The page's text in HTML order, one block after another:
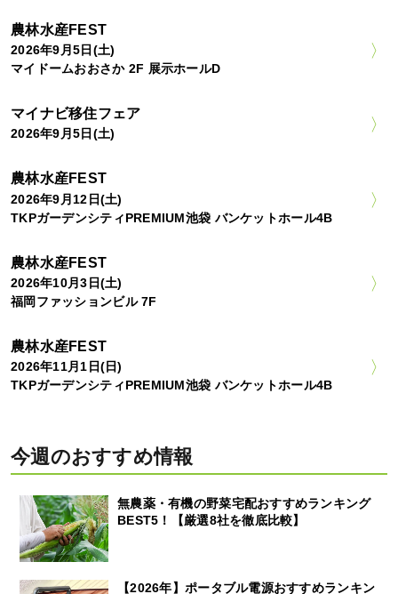
農林水産FEST
2026年9月5日(土)
マイドームおおさか 2F 展示ホールD
マイナビ移住フェア
2026年9月5日(土)
農林水産FEST
2026年9月12日(土)
TKPガーデンシティPREMIUM池袋 バンケットホール4B
農林水産FEST
2026年10月3日(土)
福岡ファッションビル 7F
農林水産FEST
2026年11月1日(日)
TKPガーデンシティPREMIUM池袋 バンケットホール4B
今週のおすすめ情報
無農薬・有機の野菜宅配おすすめランキング
BEST5！【厳選8社を徹底比較】
【2026年】ポータブル電源おすすめランキン